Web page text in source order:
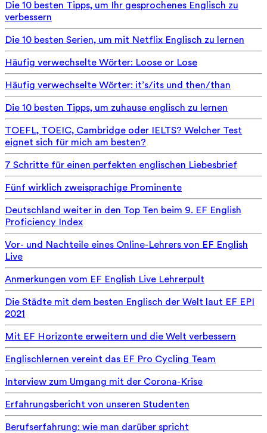
Die 10 besten Tipps, um Ihr gesprochenes Englisch zu
verbessern
Die 10 besten Serien, um mit Netflix Englisch zu lernen
Häufig verwechselte Wörter: Loose or Lose
Häufig verwechselte Wörter: it’s/its und then/than
Die 10 besten Tipps, um zuhause englisch zu lernen
TOEFL, TOEIC, Cambridge oder IELTS? Welcher Test
eignet sich für mich am besten?
7 Schritte für einen perfekten englischen Liebesbrief
Fünf wirklich zweisprachige Prominente
Deutschland weiter in den Top Ten beim 9. EF English
Proficiency Index
Vor- und Nachteile eines Online-Lehrers von EF English
Live
Anmerkungen vom EF English Live Lehrerpult
Die Städte mit dem besten Englisch der Welt laut EF EPI
2021
Mit EF Horizonte erweitern und die Welt verbessern
Englischlernen vereint das EF Pro Cycling Team
Interview zum Umgang mit der Corona-Krise
Erfahrungsbericht von unseren Studenten
Berufserfahrung: wie man darüber spricht